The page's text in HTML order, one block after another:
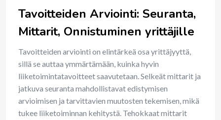
Tavoitteiden Arviointi: Seuranta,
Mittarit, Onnistuminen yrittäjille
Tavoitteiden arviointi on elintärkeä osa yrittäjyyttä,
sillä se auttaa ymmärtämään, kuinka hyvin
liiketoimintatavoitteet saavutetaan. Selkeät mittarit ja
jatkuva seuranta mahdollistavat edistymisen
arvioimisen ja tarvittavien muutosten tekemisen, mikä
tukee liiketoiminnan kehitystä. Tehokkaat mittarit